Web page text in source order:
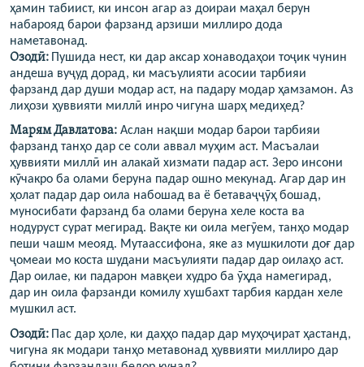
ҳамин табиист, ки инсон агар аз доираи маҳал берун
набарояд барои фарзанд арзиши миллиро дода
наметавонад.
Озодӣ: Пушида нест, ки дар аксар хонаводаҳои тоҷик чунин
андеша вуҷуд дорад, ки масъулияти асосии тарбияи
фарзанд дар души модар аст, на падару модар ҳамзамон. Аз
лиҳози ҳуввияти миллӣ инро чигуна шарҳ медиҳед?
Марям Давлатова: Аслан нақши модар барои тарбияи
фарзанд танҳо дар се соли аввал муҳим аст. Масъалаи
ҳуввияти миллӣ ин алакай хизмати падар аст. Зеро инсони
кӯчакро ба олами беруна падар ошно мекунад. Агар дар ин
ҳолат падар дар оила набошад ва ё бетаваҷҷӯҳ бошад,
муносибати фарзанд ба олами беруна хеле коста ва
нодуруст сурат мегирад. Вақте ки оила мегӯем, танҳо модар
пеши чашм меояд. Мутаассифона, яке аз мушкилоти доғ дар
ҷомеаи мо коста шудани масъулияти падар дар оилаҳо аст.
Дар оилае, ки падарон мавқеи худро ба ӯҳда намегирад,
дар ин оила фарзанди комилу хушбахт тарбия кардан хеле
мушкил аст.
Озодӣ: Пас дар ҳоле, ки даҳҳо падар дар муҳоҷират ҳастанд,
чигуна як модари танҳо метавонад ҳуввияти миллиро дар